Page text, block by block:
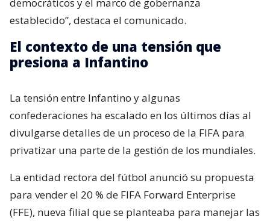
democráticos y el marco de gobernanza
establecido”, destaca el comunicado.
El contexto de una tensión que
presiona a Infantino
La tensión entre Infantino y algunas
confederaciones ha escalado en los últimos días al
divulgarse detalles de un proceso de la FIFA para
privatizar una parte de la gestión de los mundiales.
La entidad rectora del fútbol anunció su propuesta
para vender el 20 % de FIFA Forward Enterprise
(FFE), nueva filial que se planteaba para manejar las